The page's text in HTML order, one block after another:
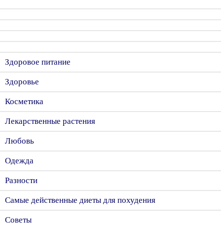
Здоровое питание
Здоровье
Косметика
Лекарственные растения
Любовь
Одежда
Разности
Самые действенные диеты для похудения
Советы